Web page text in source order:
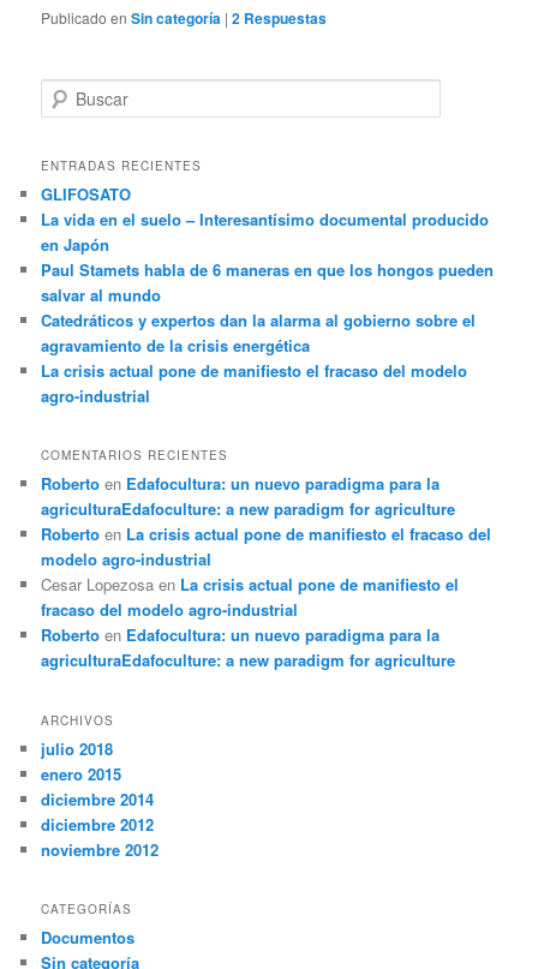
Publicado en Sin categoría |2 Respuestas
u
c
r
ENTRADAS RECIENTES
GLIFOSATO
La vida en el suelo – Interesantísimo documental producido
en Japón
Paul Stamets habla de 6 maneras en que los hongos pueden
salvar al mundo
Catedráticos y expertos dan la alarma al gobierno sobre el
agravamiento de la crisis energética
La crisis actual pone de manifiesto el fracaso del modelo
agro-industrial
COMENTARIOS RECIENTES
Roberto en Edafocultura: un nuevo paradigma para la
agriculturaEdafoculture: a new paradigm for agriculture
Roberto en La crisis actual pone de manifiesto el fracaso del
modelo agro-industrial
Cesar Lopezosa en La crisis actual pone de manifiesto el
fracaso del modelo agro-industrial
Roberto en Edafocultura: un nuevo paradigma para la
agriculturaEdafoculture: a new paradigm for agriculture
ARCHIVOS
julio 2018
enero 2015
diciembre 2014
diciembre 2012
noviembre 2012
CATEGORÍAS
Documentos
Sin categoría